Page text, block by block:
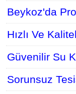
Beykoz'da
Hızlı Ve
Güvenilir Su
Sorunsuz